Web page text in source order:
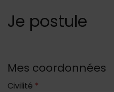
Je postule
Mes coordonnées
Civilité *